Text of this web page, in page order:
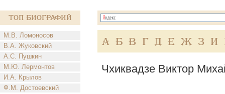
Топ Биографий
М.В. Ломоносов
В.А. Жуковский
А.С. Пушкин
М.Ю. Лермонтов
И.А. Крылов
Ф.М. Достоевский
А Б В Г Д Е Ж З И
Чхиквадзе Виктор